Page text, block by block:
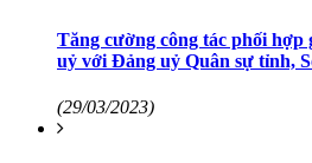
Tăng cường công tác phối
uỷ với Đảng uỷ Quân sự tỉnh,
(29/03/2023)